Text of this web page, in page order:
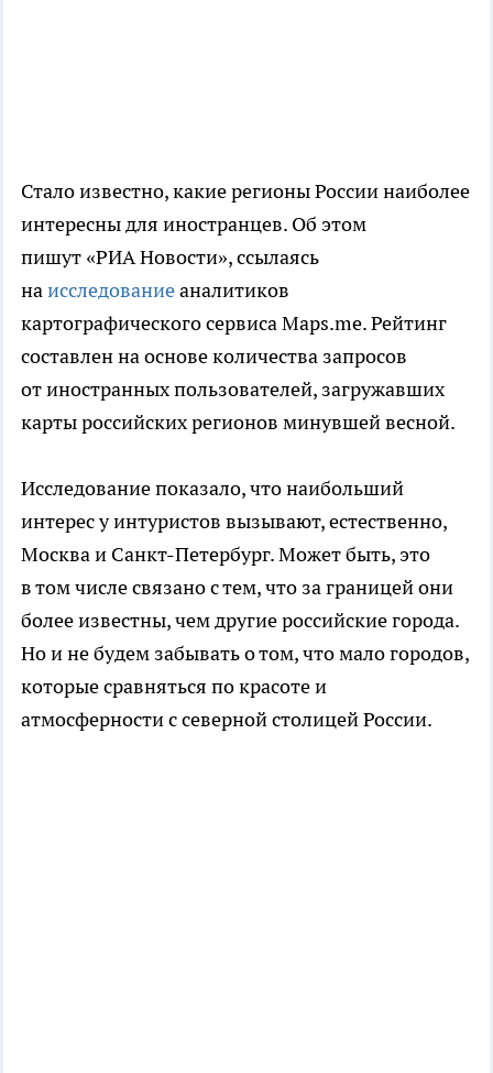
Стало известно, какие регионы России наиболее
интересны для иностранцев. Об этом
пишут «РИА Новости», ссылаясь
наисследованиеаналитиков
картографического сервиса Maps.me. Рейтинг
составлен на основе количества запросов
от иностранных пользователей, загружавших
карты российских регионов минувшей весной.
Исследование показало, что наибольший
интерес у интуристов вызывают, естественно,
Москва и Санкт-Петербург. Может быть, это
в том числе связано с тем, что за границей они
более известны, чем другие российские города.
Но и не будем забывать о том, что мало городов,
которые сравняться по красоте и
атмосферности с северной столицей России.